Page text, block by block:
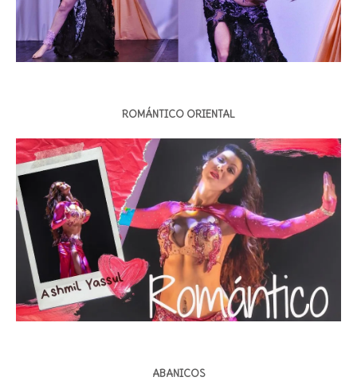
ROMÁNTICO ORIENTAL
ABANICOS